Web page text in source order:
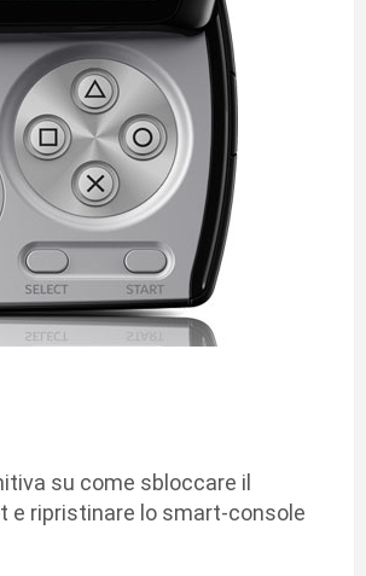
su come sbloccare il
e ripristinare lo smart-console